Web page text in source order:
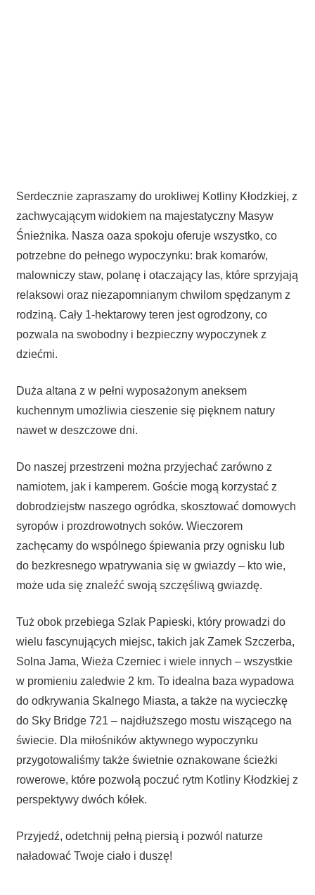
Serdecznie zapraszamy do urokliwej Kotliny Kłodzkiej, z
zachwycającym widokiem na majestatyczny Masyw
Śnieżnika. Nasza oaza spokoju oferuje wszystko, co
potrzebne do pełnego wypoczynku: brak komarów,
malowniczy staw, polanę i otaczający las, które sprzyjają
relaksowi oraz niezapomnianym chwilom spędzanym z
rodziną. Cały 1-hektarowy teren jest ogrodzony, co
pozwala na swobodny i bezpieczny wypoczynek z
dziećmi.
Duża altana z w pełni wyposażonym aneksem
kuchennym umożliwia cieszenie się pięknem natury
nawet w deszczowe dni.
Do naszej przestrzeni można przyjechać zarówno z
namiotem, jak i kamperem. Goście mogą korzystać z
dobrodziejstw naszego ogródka, skosztować domowych
syropów i prozdrowotnych soków. Wieczorem
zachęcamy do wspólnego śpiewania przy ognisku lub
do bezkresnego wpatrywania się w gwiazdy – kto wie,
może uda się znaleźć swoją szczęśliwą gwiazdę.
Tuż obok przebiega Szlak Papieski, który prowadzi do
wielu fascynujących miejsc, takich jak Zamek Szczerba,
Solna Jama, Wieża Czerniec i wiele innych – wszystkie
w promieniu zaledwie 2 km. To idealna baza wypadowa
do odkrywania Skalnego Miasta, a także na wycieczkę
do Sky Bridge 721 – najdłuższego mostu wiszącego na
świecie. Dla miłośników aktywnego wypoczynku
przygotowaliśmy także świetnie oznakowane ścieżki
rowerowe, które pozwolą poczuć rytm Kotliny Kłodzkiej z
perspektywy dwóch kółek.
Przyjedź, odetchnij pełną piersią i pozwól naturze
naładować Twoje ciało i duszę!